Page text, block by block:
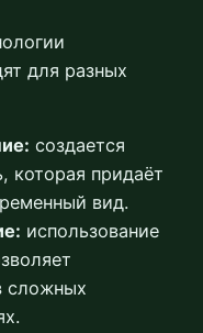
для разных
создается
которая придаёт
вид.
использование
сложных